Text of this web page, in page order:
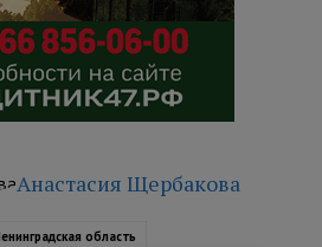
Анастасия Щербакова
область